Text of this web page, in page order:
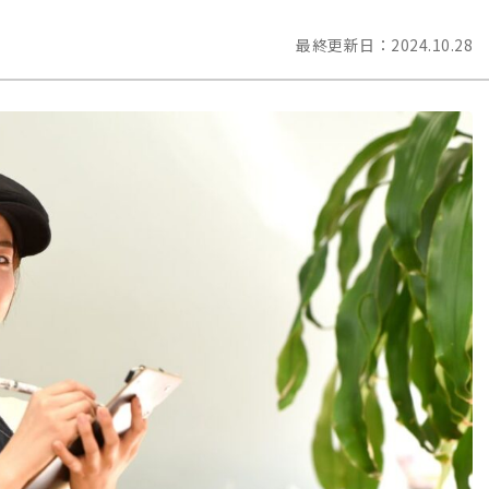
最終更新日： 2024.10.28